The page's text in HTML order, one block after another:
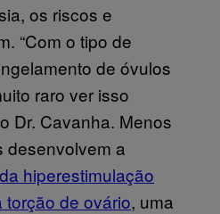
os riscos e
“Com o tipo de
de óvulos
raro ver isso
Dr. Cavanha. Menos
desenvolvem a
hiperestimulação
de ovário, uma